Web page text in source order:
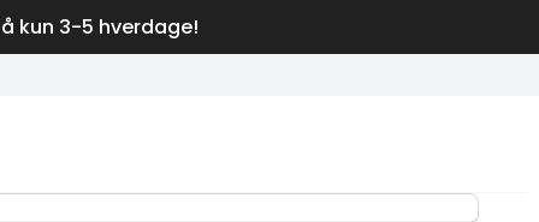
kun 3-5 hverdage!